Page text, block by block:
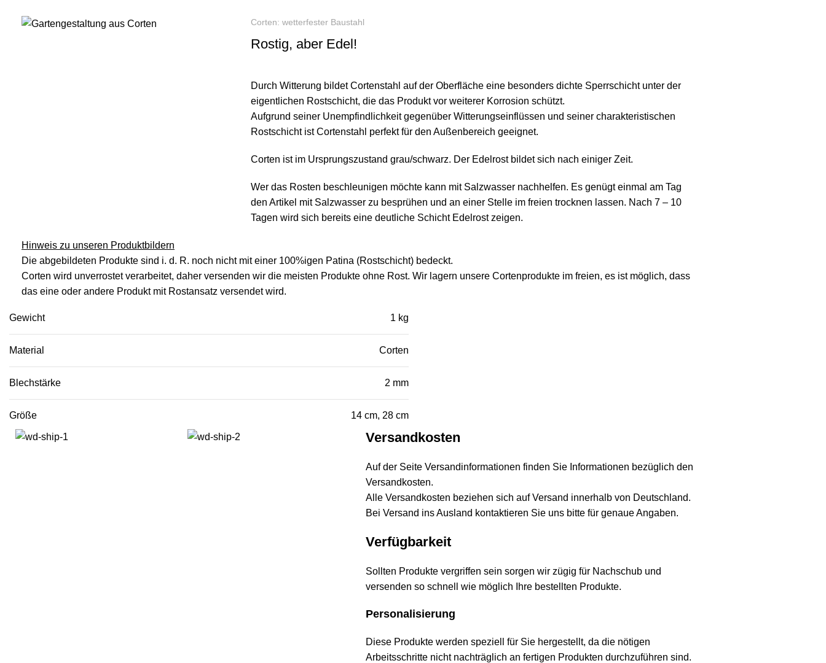
Corten: wetterfester Baustahl
Rostig, aber Edel!
Durch Witterung bildet Cortenstahl auf der Oberfläche eine besonders dichte Sperrschicht unter der
eigentlichen Rostschicht, die das Produkt vor weiterer Korrosion schützt.
Aufgrund seiner Unempfindlichkeit gegenüber Witterungseinflüssen und seiner charakteristischen
Rostschicht ist Cortenstahl perfekt für den Außenbereich geeignet.
Corten ist im Ursprungszustand grau/schwarz. Der Edelrost bildet sich nach einiger Zeit.
Wer das Rosten beschleunigen möchte kann mit Salzwasser nachhelfen. Es genügt einmal am Tag
den Artikel mit Salzwasser zu besprühen und an einer Stelle im freien trocknen lassen. Nach 7 – 10
Tagen wird sich bereits eine deutliche Schicht Edelrost zeigen.
Hinweis zu unseren Produktbildern
Die abgebildeten Produkte sind i. d. R. noch nicht mit einer 100%igen Patina (Rostschicht) bedeckt.
Corten wird unverrostet verarbeitet, daher versenden wir die meisten Produkte ohne Rost. Wir lagern unsere Cortenprodukte im freien, es ist möglich, dass
das eine oder andere Produkt mit Rostansatz versendet wird.
Gewicht 1 kg
Material Corten
Blechstärke 2 mm
Größe 14 cm, 28 cm
Versandkosten
Auf der Seite Versandinformationen finden Sie Informationen bezüglich den
Versandkosten.
Alle Versandkosten beziehen sich auf Versand innerhalb von Deutschland.
Bei Versand ins Ausland kontaktieren Sie uns bitte für genaue Angaben.
Verfügbarkeit
Sollten Produkte vergriffen sein sorgen wir zügig für Nachschub und
versenden so schnell wie möglich Ihre bestellten Produkte.
Personalisierung
Diese Produkte werden speziell für Sie hergestellt, da die nötigen
Arbeitsschritte nicht nachträglich an fertigen Produkten durchzuführen sind.